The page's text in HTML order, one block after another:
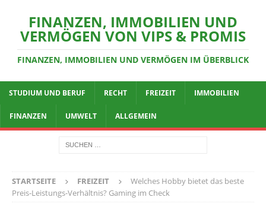
FINANZEN, IMMOBILIEN UND
VERMÖGEN VON VIPS & PROMIS
FINANZEN, IMMOBILIEN UND VERMÖGEN IM ÜBERBLICK
STUDIUM UND BERUF RECHT FREIZEIT IMMOBILIEN
FINANZEN UMWELT ALLGEMEIN
STARTSEITE FREIZEIT
Welches Hobby bietet das beste
Preis-Leistungs-Verhältnis? Gaming im Check